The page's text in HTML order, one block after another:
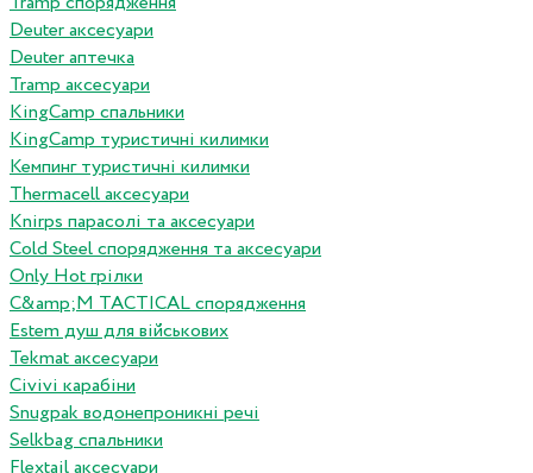
Deuter аксесуари
Deuter аптечка
Tramp аксесуари
KingCamp спальники
KingCamp туристичні килимки
Кемпинг туристичні килимки
Thermacell аксесуари
Knirps парасолі та аксесуари
Cold Steel спорядження та аксесуари
Only Hot грілки
C&amp;M TACTICAL спорядження
Estem душ для військових
Tekmat аксесуари
Сivivi карабіни
Snugpak водонепроникні речі
Selkbag спальники